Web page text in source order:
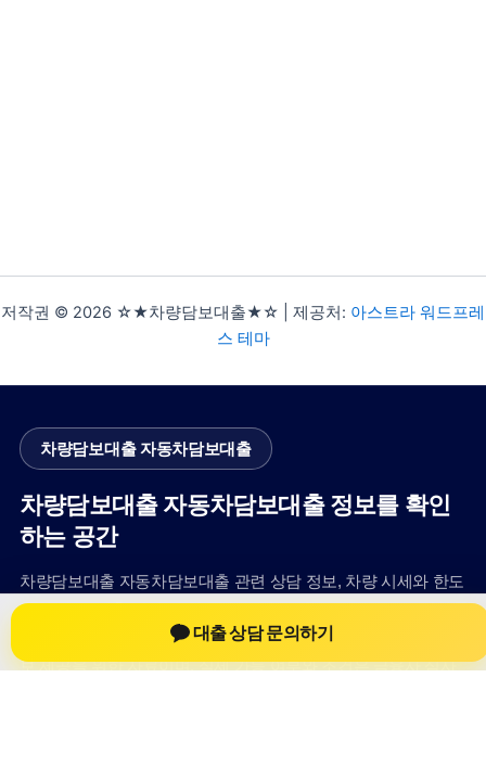
저작권 © 2026 ☆★차량담보대출★☆ | 제공처: 아스트라 워드프레
스 테마
차량담보대출 자동차담보대출
차량담보대출 자동차담보대출 정보를 확인
하는 공간
차량담보대출 자동차담보대출 관련 상담 정보, 차량 시세와 한도
확인 기준, 대출 선택 시 참고할 수 있는 내용을 jiesuoji.org 안에
서 확인할 수 있도록 구성했습니다. 본 사이트의 내용은 일반 정
보 제공을 위한 자료이며, 실제 가능 여부와 조건은 금융사 심사
대출 상담 문의하기